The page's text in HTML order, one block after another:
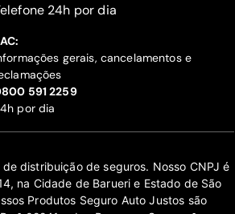
24h por dia
gerais, cancelamentos e
591 2259
por dia
distribuição de seguros. Nosso CNPJ é
na Cidade de Barueri e Estado de São
Produtos Seguro Auto Justos são